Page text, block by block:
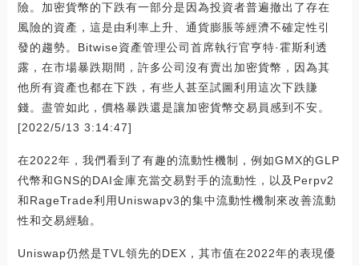
險。加密貨幣的下跌有一部分是因為投資者普遍撤出了存在
風險的資產，這是由利率上升、通貨膨脹等經濟不確定性引
發的趨勢。Bitwise資產管理公司首席執行官亨特·霍斯利透
露，在市場暴跌期間，許多公司沒有賣出加密貨幣，因為其
他所有資產也都在下跌，有些人甚至試圖利用這次下跌賺
錢。盡管如此，價格暴跌還是讓加密貨幣交易員感到不安。
[2022/5/13 3:14:47]
在2022年，我們看到了有趣的流動性機制，例如GMX的GLP
代幣和GNS的DAI金庫充當交易對手的流動性，以及Perpv2
和RageTrade利用Uniswapv3的集中流動性機制來改善流動
性和交易經驗。
Uniswap仍然是TVL領先的DEX，其市值在2022年的表現優